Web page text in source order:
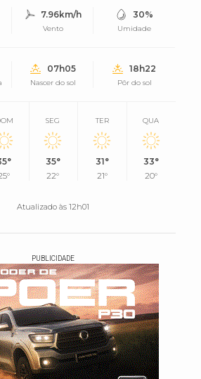
7.96km/h
Vento
30%
Umidade
07h05
Nascer do sol
18h22
Pôr do sol
SEG
35°
22°
TER
31°
21°
QUA
33°
20°
Atualizado às 12h01
PUBLICIDADE